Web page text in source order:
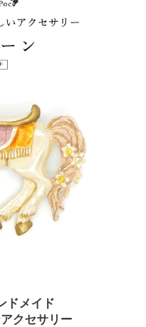
ドメイド
クセサリー